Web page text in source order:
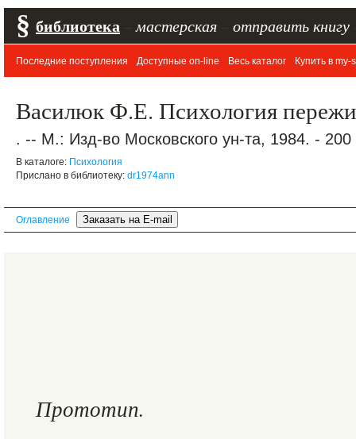
§ библиотека мастерская отправить книгу
Последние поступления Доступные on-line Весь каталог Купить в my-
Василюк Ф.Е. Психология
. -- М.: Изд-во Московского ун-та, 1984. - 200
В каталоге: Психология
Прислано в библиотеку: dr1974ann
Оглавление
Прототип.